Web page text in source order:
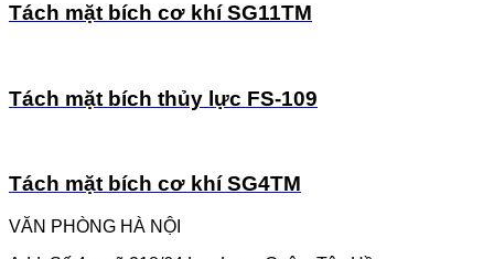
Tách mặt bích cơ khí SG11TM
Tách mặt bích thủy lực FS-109
Tách mặt bích cơ khí SG4TM
VĂN PHÒNG HÀ NỘI